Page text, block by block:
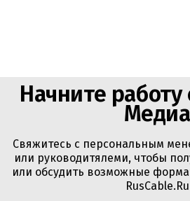
Начните работу
Медиа
Свяжитесь с персональным
или руководитялеми, чтобы
или обсудить возможные
RusCable.Ru